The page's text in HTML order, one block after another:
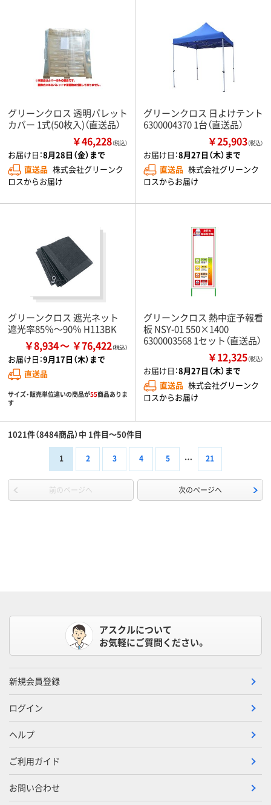
グリーンクロス 透明パレット
カバー 1式(50枚入)（直送品）
￥46,228（税込）
お届け日：8月28日（金）まで
直送品 株式会社グリーンク
ロスからお届け
グリーンクロス 日よけテント
6300004370 1台（直送品）
￥25,903（税込）
お届け日：8月27日（木）まで
直送品 株式会社グリーンク
ロスからお届け
グリーンクロス 遮光ネット
遮光率85％～90％ H113BK
￥8,934 ￥76,422
お届け日：9月17日（木）まで
直送品
サイズ・販売単位違いの商品が55商品ありま
す
グリーンクロス 熱中症予報看
板 NSY-01 550×1400
6300003568 1セット（直送品）
￥12,325（税込）
お届け日：8月27日（木）まで
直送品 株式会社グリーンク
ロスからお届け
1021件（8484商品）中 1件目～50件目
1 2 3 4 5 21
前のページへ 次のページへ
アスクルについて
お気軽にご質問ください。
新規会員登録
ログイン
ヘルプ
ご利用ガイド
お問い合わせ